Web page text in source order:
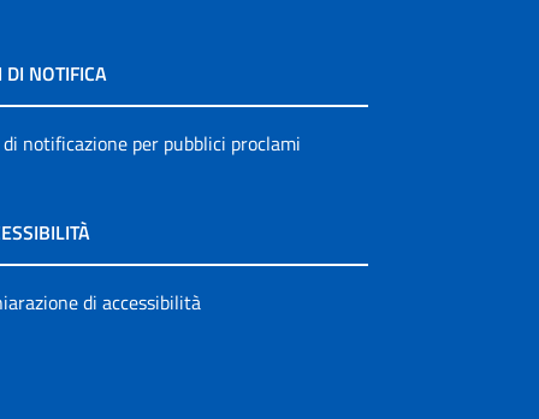
DI NOTIFICA
notificazione per pubblici proclami
di accessibilità